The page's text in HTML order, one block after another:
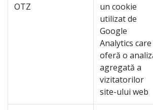
OTZ
un cookie
utilizat de
Google
Analytics care
oferă o
agregată a
vizitatorilor
site-ului web